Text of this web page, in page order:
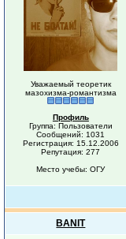
Уважаемый теоретик
мазохизма-романтизма
Профиль
Группа: Пользователи
Сообщений: 1031
Регистрация: 15.12.2006
Репутация: 277
Место учебы: ОГУ
BANIT